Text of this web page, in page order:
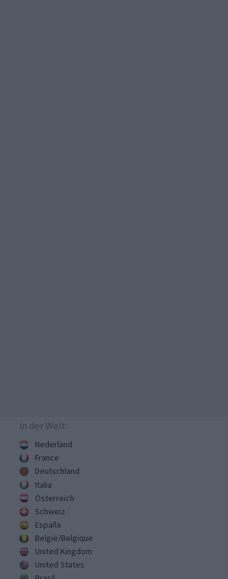
in der Welt
Nederland
France
Deutschland
Italia
Österreich
Schweiz
España
België/Belgique
United Kingdom
United States